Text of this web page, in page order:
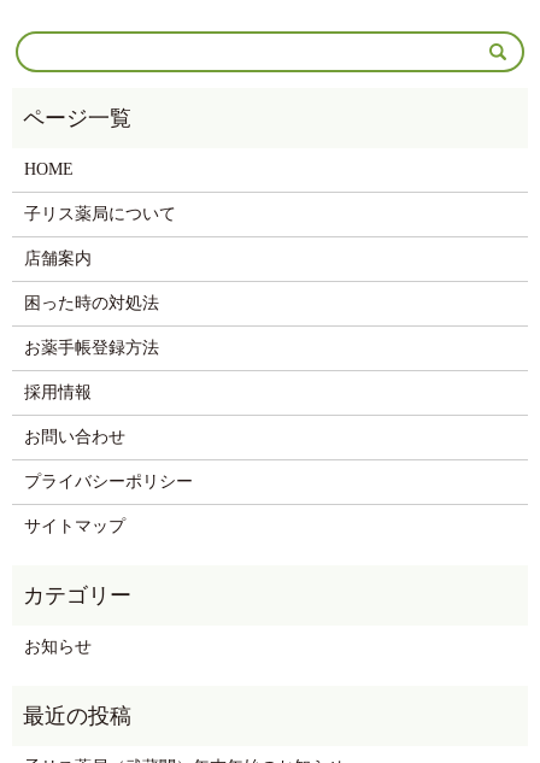
HOME
子リス薬局について
店舗案内
困った時の対処法
お薬手帳登録方法
採用情報
お問い合わせ
プライバシーポリシー
サイトマップ
お知らせ